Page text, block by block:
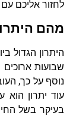
לחזור אליכם
מהם
היתרון הגדול
שבועות
נוסף על כך,
עוד יתרון הוא
בעיקר בשל